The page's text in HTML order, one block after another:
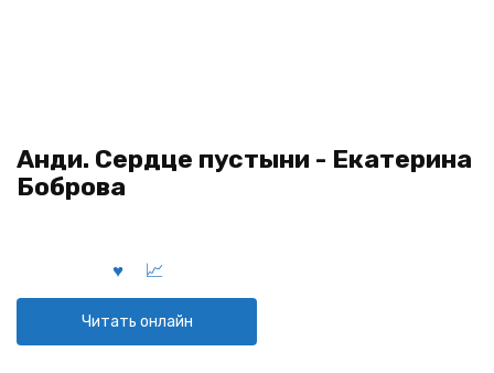
Анди. Сердце пустыни - Екатерина
Боброва
Читать онлайн